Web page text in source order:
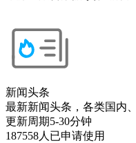
新闻头条
最新新闻头条，各类国内
更新周期5-30分钟
187558人已申请使用